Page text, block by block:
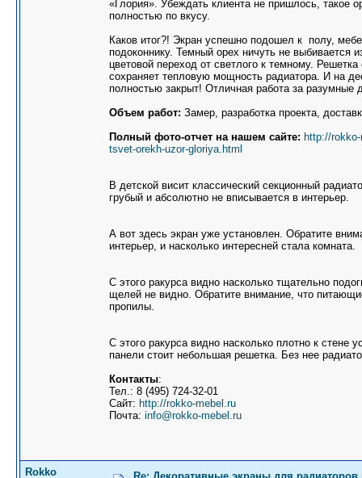
«Глория». Убеждать клиента не пришлось, такое
полностью по вкусу.
Каков итог?! Экран успешно подошел к полу,
подоконнику. Темный орех ничуть не выбивается
цветовой переход от светлого к темному.
сохраняет тепловую мощность радиатора. И на
полностью закрыт! Отличная работа за разумные
Объем работ: Замер, разработка проекта,
Полный фото-отчет на нашем сайте: http://
tsvet-orekh-uzor-gloriya.html
В детской висит классический секционный
грубый и абсолютно не вписывается в интерьер.
А вот здесь экран уже установлен. Обратите
интерьер, и насколько интересней стала комната.
С этого ракурса видно насколько тщательно
щелей не видно. Обратите внимание, что
пропилы.
С этого ракурса видно насколько плотно к стене
панели стоит небольшая решетка. Без нее
Контакты:
Тел.: 8 (495) 724-32-01
Сайт: http://rokko-mebel.ru
Почта: info@rokko-mebel.ru
Rokko